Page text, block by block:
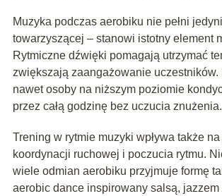
Muzyka podczas aerobiku nie pełni
towarzyszącej – stanowi istotny element
Rytmiczne dźwięki pomagają utrzymać
zwiększają zaangażowanie uczestników.
nawet osoby na niższym poziomie
przez całą godzinę bez uczucia znużenia.
Trening w rytmie muzyki wpływa także
koordynacji ruchowej i poczucia rytmu.
wiele odmian aerobiku przyjmuje formę
aerobic dance inspirowany salsą, jazzem